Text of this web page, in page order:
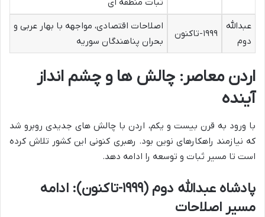
عبدالله
دوم
۱۹۹۹-تاکنون
اصلاحات اقتصادی، مواجهه با بهار عربی و
بحران پناهندگان سوریه
اردن معاصر: چالش ها و چشم انداز
آینده
با ورود به قرن بیست و یکم، اردن با چالش های جدیدی روبرو شد
که نیازمند راهکارهای نوین بود. رهبری کنونی این کشور تلاش کرده
است تا مسیر ثبات و توسعه را ادامه دهد.
پادشاه عبدالله دوم (۱۹۹۹-تاکنون): ادامه
مسیر اصلاحات